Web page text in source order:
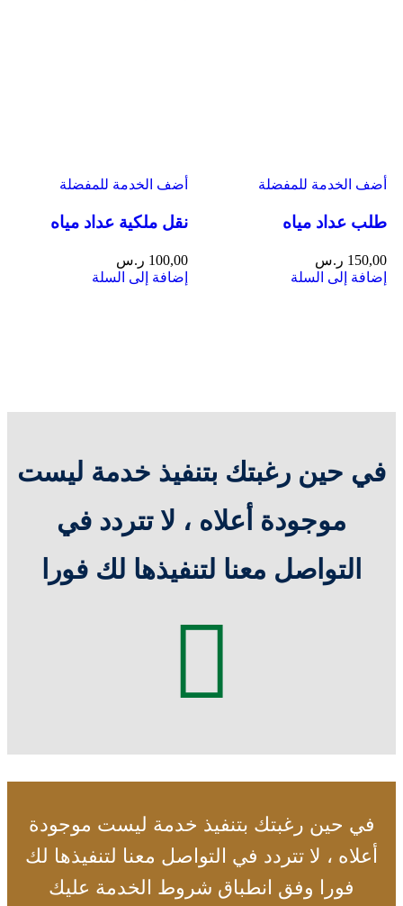
أضف الخدمة للمفضلة
طلب عداد مياه
150,00 ر.س
إضافة إلى السلة
أضف الخدمة للمفضلة
نقل ملكية عداد مياه
100,00 ر.س
إضافة إلى السلة
في حين رغبتك بتنفيذ خدمة ليست
موجودة أعلاه ، لا تتردد في
التواصل معنا لتنفيذها لك فورا
في حين رغبتك بتنفيذ خدمة ليست موجودة
أعلاه ، لا تتردد في التواصل معنا لتنفيذها لك
فورا وفق انطباق شروط الخدمة عليك